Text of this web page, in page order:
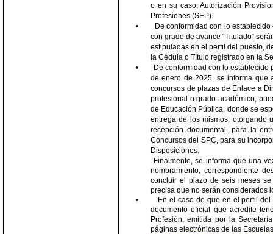
o en su caso, Autorización
Profesiones (SEP).
•
De conformidad con lo establecido
con grado de avance “Titulado”
estipuladas en el perfil del puesto,
la Cédula o Título registrado en la
•
De conformidad con lo establecido
de enero de 2025, se informa que
concursos de plazas de Enlace a
profesional o grado académico,
de Educación Pública, donde se
entrega de los mismos; otorgando
recepción documental, para la
Concursos del SPC, para su
Disposiciones.
Finalmente, se informa que una
nombramiento, correspondiente
concluir el plazo de seis meses
precisa que no serán considerados
•
En el caso de que en el perfil
documento oficial que acredite
Profesión, emitida por la
páginas electrónicas de las